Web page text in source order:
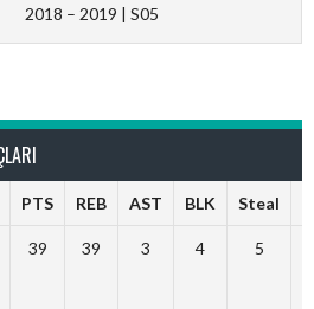
2018 – 2019 | S05
PTS REB AST BLK Steal
39 39 3 4 5